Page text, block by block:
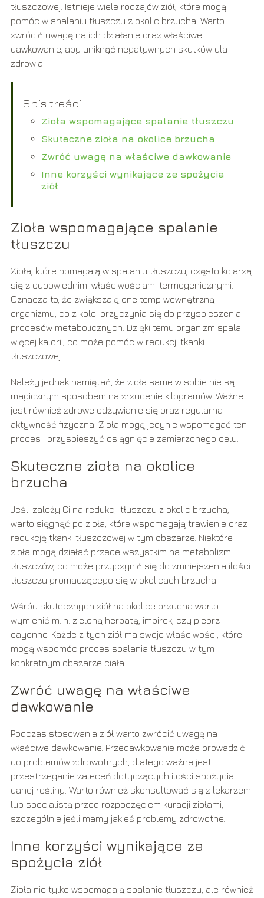
tłuszczowej. Istnieje wiele rodzajów ziół, które mogą
pomóc w spalaniu tłuszczu z okolic brzucha. Warto
zwrócić uwagę na ich działanie oraz właściwe
dawkowanie, aby uniknąć negatywnych skutków dla
zdrowia.
Spis treści:
Zioła wspomagające spalanie tłuszczu
Skuteczne zioła na okolice brzucha
Zwróć uwagę na właściwe dawkowanie
Inne korzyści wynikające ze spożycia
ziół
Zioła wspomagające spalanie
tłuszczu
Zioła, które pomagają w spalaniu tłuszczu, często kojarzą
się z odpowiednimi właściwościami termogenicznymi.
Oznacza to, że zwiększają one temp wewnętrzną
organizmu, co z kolei przyczynia się do przyspieszenia
procesów metabolicznych. Dzięki temu organizm spala
więcej kalorii, co może pomóc w redukcji tkanki
tłuszczowej.
Należy jednak pamiętać, że zioła same w sobie nie są
magicznym sposobem na zrzucenie kilogramów. Ważne
jest również zdrowe odżywianie się oraz regularna
aktywność fizyczna. Zioła mogą jedynie wspomagać ten
proces i przyspieszyć osiągnięcie zamierzonego celu.
Skuteczne zioła na okolice
brzucha
Jeśli zależy Ci na redukcji tłuszczu z okolic brzucha,
warto sięgnąć po zioła, które wspomagają trawienie oraz
redukcję tkanki tłuszczowej w tym obszarze. Niektóre
zioła mogą działać przede wszystkim na metabolizm
tłuszczów, co może przyczynić się do zmniejszenia ilości
tłuszczu gromadzącego się w okolicach brzucha.
Wśród skutecznych ziół na okolice brzucha warto
wymienić m.in. zieloną herbatę, imbirek, czy pieprz
cayenne. Każde z tych ziół ma swoje właściwości, które
mogą wspomóc proces spalania tłuszczu w tym
konkretnym obszarze ciała.
Zwróć uwagę na właściwe
dawkowanie
Podczas stosowania ziół warto zwrócić uwagę na
właściwe dawkowanie. Przedawkowanie może prowadzić
do problemów zdrowotnych, dlatego ważne jest
przestrzeganie zaleceń dotyczących ilości spożycia
danej rośliny. Warto również skonsultować się z lekarzem
lub specjalistą przed rozpoczęciem kuracji ziołami,
szczególnie jeśli mamy jakieś problemy zdrowotne.
Inne korzyści wynikające ze
spożycia ziół
Zioła nie tylko wspomagają spalanie tłuszczu, ale również